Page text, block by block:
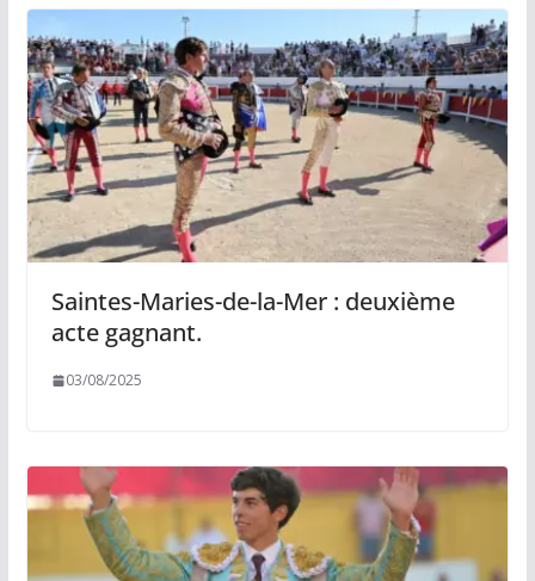
Saintes-Maries-de-la-Mer : deuxième
acte gagnant.
03/08/2025